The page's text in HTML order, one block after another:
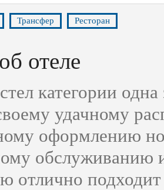
Трансфер Ресторан
отеле
категории одна
удачному
оформлению
обслуживанию
отлично подходит